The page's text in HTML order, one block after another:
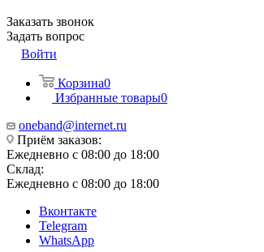
Заказать звонок
Задать вопрос
Войти
Корзина0
Избранные товары0
oneband@internet.ru
Приём заказов:
Ежедневно с 08:00 до 18:00
Склад:
Ежедневно с 08:00 до 18:00
Вконтакте
Telegram
WhatsApp